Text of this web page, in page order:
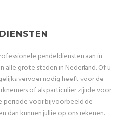
pendeldiensten aan in
alle grote steden in Nederland. Of u
vervoer nodig heeft voor de
of als particulier zijnde voor
periode voor bijvoorbeeld de
dan kunnen jullie op ons rekenen.